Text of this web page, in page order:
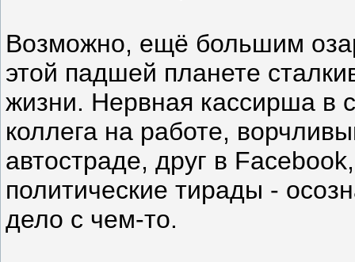
Возможно, ещё большим
этой падшей планете
жизни. Нервная кассирша в
коллега на работе,
автостраде, друг в
политические тирады -
дело с чем-то.